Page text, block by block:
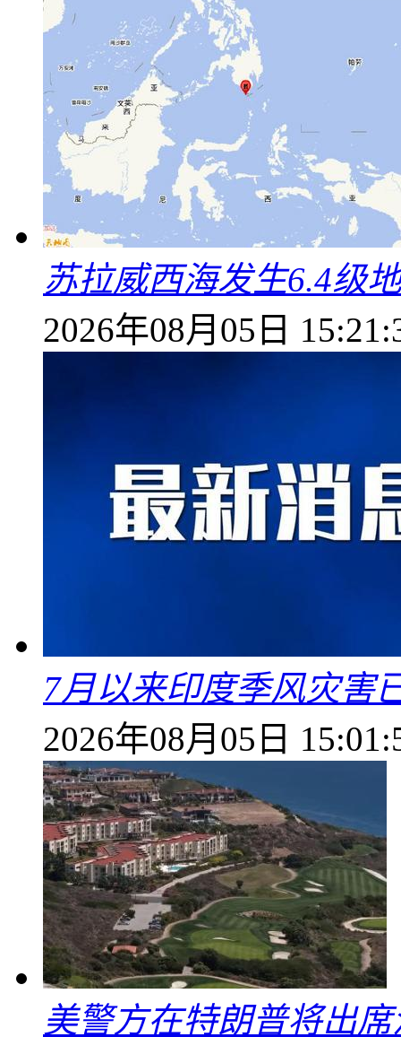
苏拉威西海发生6.4级
2026年08月05日
7月以来印度季风灾害
2026年08月05日
美警方在特朗普将出